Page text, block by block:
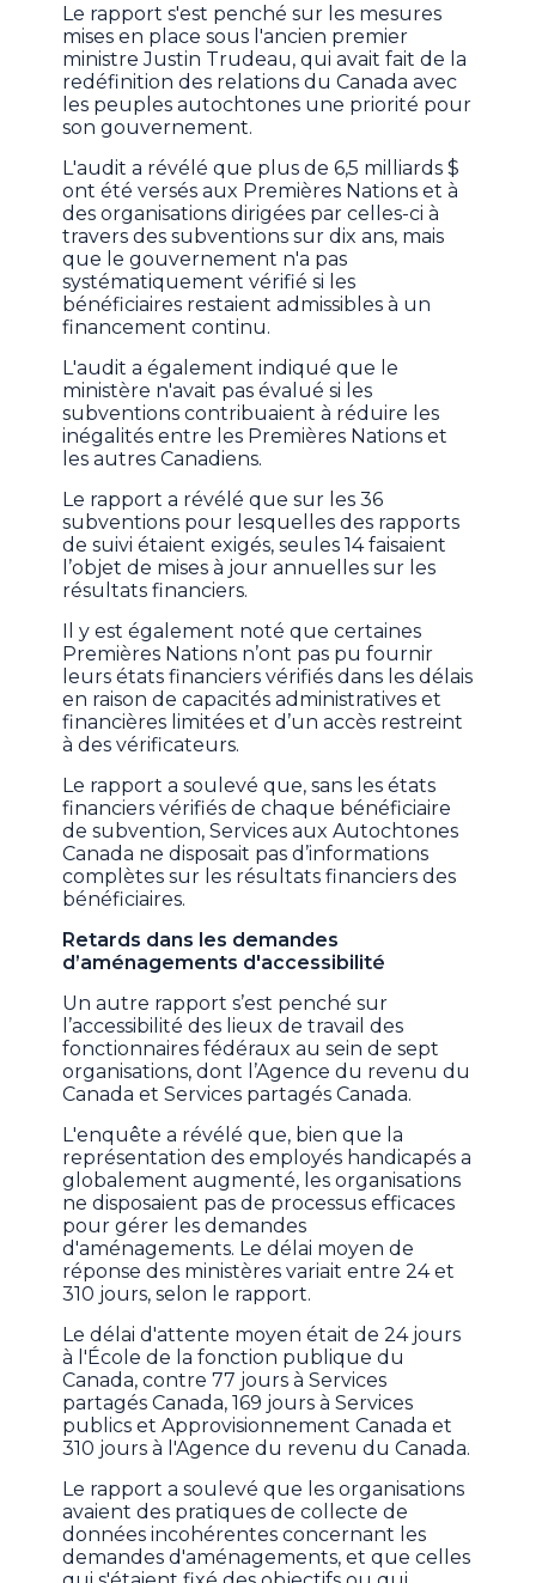
Le rapport s'est penché sur les mesures
mises en place sous l'ancien premier
ministre Justin Trudeau, qui avait fait de la
redéfinition des relations du Canada avec
les peuples autochtones une priorité pour
son gouvernement.
L'audit a révélé que plus de 6,5 milliards $
ont été versés aux Premières Nations et à
des organisations dirigées par celles-ci à
travers des subventions sur dix ans, mais
que le gouvernement n'a pas
systématiquement vérifié si les
bénéficiaires restaient admissibles à un
financement continu.
L'audit a également indiqué que le
ministère n'avait pas évalué si les
subventions contribuaient à réduire les
inégalités entre les Premières Nations et
les autres Canadiens.
Le rapport a révélé que sur les 36
subventions pour lesquelles des rapports
de suivi étaient exigés, seules 14 faisaient
l’objet de mises à jour annuelles sur les
résultats financiers.
Il y est également noté que certaines
Premières Nations n’ont pas pu fournir
leurs états financiers vérifiés dans les délais
en raison de capacités administratives et
financières limitées et d’un accès restreint
à des vérificateurs.
Le rapport a soulevé que, sans les états
financiers vérifiés de chaque bénéficiaire
de subvention, Services aux Autochtones
Canada ne disposait pas d’informations
complètes sur les résultats financiers des
bénéficiaires.
Retards dans les demandes
d’aménagements d'accessibilité
Un autre rapport s’est penché sur
l’accessibilité des lieux de travail des
fonctionnaires fédéraux au sein de sept
organisations, dont l’Agence du revenu du
Canada et Services partagés Canada.
L'enquête a révélé que, bien que la
représentation des employés handicapés a
globalement augmenté, les organisations
ne disposaient pas de processus efficaces
pour gérer les demandes
d'aménagements. Le délai moyen de
réponse des ministères variait entre 24 et
310 jours, selon le rapport.
Le délai d'attente moyen était de 24 jours
à l'École de la fonction publique du
Canada, contre 77 jours à Services
partagés Canada, 169 jours à Services
publics et Approvisionnement Canada et
310 jours à l'Agence du revenu du Canada.
Le rapport a soulevé que les organisations
avaient des pratiques de collecte de
données incohérentes concernant les
demandes d'aménagements, et que celles